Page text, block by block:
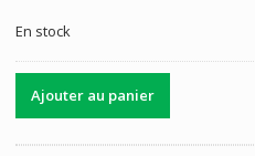
En stock
de
Ajouter au panier